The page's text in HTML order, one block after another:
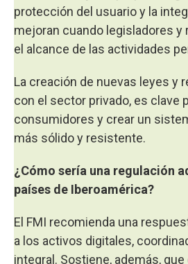
protección del usuario y la
mejoran cuando legisladores y
el alcance de las actividades
La creación de nuevas leyes y
con el sector privado, es clave
consumidores y crear un
más sólido y resistente.
¿Cómo sería una regulación
países de Iberoamérica?
El FMI recomienda una
a los activos digitales,
integral. Sostiene, además,